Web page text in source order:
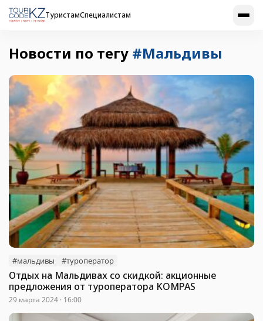
ТуристамСпециалистам
Новости по тегу #Мальдивы
#мальдивы #туроператор
Отдых на Мальдивах со скидкой: акционные
предложения от туроператора KOMPAS
29 марта 2024 · 16:00